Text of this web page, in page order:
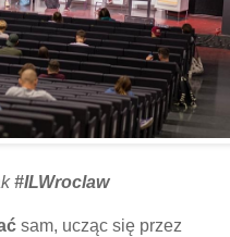
#ILWroclaw
sam, ucząc się przez